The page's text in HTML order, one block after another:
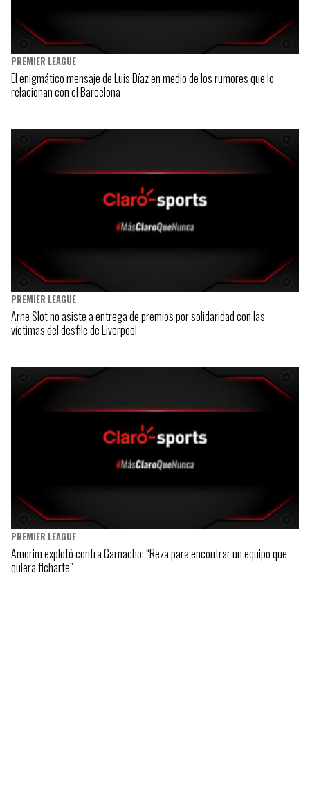
PREMIER LEAGUE
El enigmático mensaje de Luis Díaz en medio de los rumores que lo
relacionan con el Barcelona
PREMIER LEAGUE
Arne Slot no asiste a entrega de premios por solidaridad con las
víctimas del desfile de Liverpool
PREMIER LEAGUE
Amorim explotó contra Garnacho: “Reza para encontrar un equipo que
quiera ficharte”